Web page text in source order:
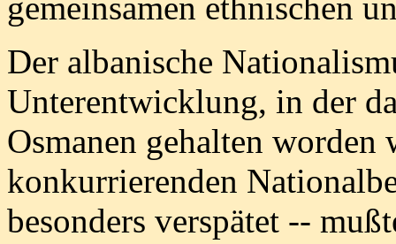
Der albanische
Unterentwicklung, in der
Osmanen gehalten worden
konkurrierenden
besonders verspätet --